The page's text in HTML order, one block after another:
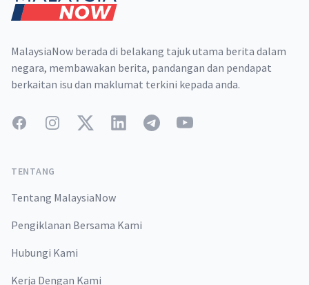
MalaysiaNow berada di belakang tajuk utama berita dalam
negara, membawakan berita, pandangan dan pendapat
berkaitan isu dan maklumat terkini kepada anda.
FacebookInstagramTwitterLinkedInTelegramYouTube
TENTANG
Tentang MalaysiaNow
Pengiklanan Bersama Kami
Hubungi Kami
Kerja Dengan Kami